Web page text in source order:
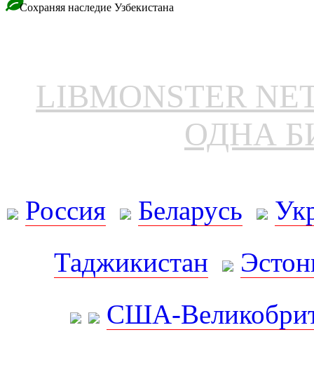
Сохраняя наследие Узбекистана
LIBMONSTER
ОДНА
Россия Беларусь
Таджикистан
США-